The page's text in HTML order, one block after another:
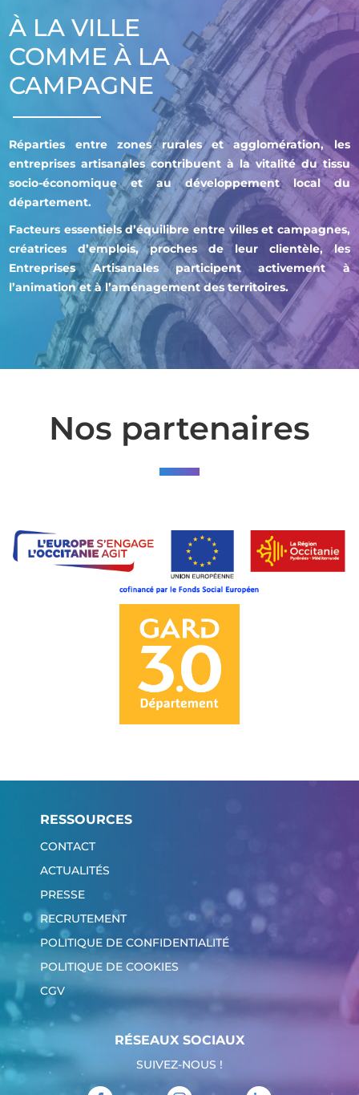
À LA VILLE
COMME À LA
CAMPAGNE
Réparties entre zones rurales et agglomération, les
entreprises artisanales contribuent à la vitalité du tissu
socio-économique
et au développement local du
département.
Facteurs essentiels d’équilibre entre villes et campagnes,
créatrices d’emplois, proches de leur clientèle, les
Entreprises Artisanales participent activement à
l’animation et à l’aménagement des territoires.
Nos partenaires
RESSOURCES
CONTACT
ACTUALITÉS
PRESSE
RECRUTEMENT
POLITIQUE DE CONFIDENTIALITÉ
POLITIQUE DE COOKIES
CGV
RÉSEAUX SOCIAUX
SUIVEZ-NOUS !